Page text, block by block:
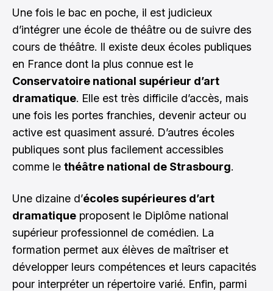
Une fois le bac en poche, il est judicieux
d’intégrer une école de théâtre ou de suivre des
cours de théâtre. Il existe deux écoles publiques
en France dont la plus connue est le
Conservatoire national supérieur d’art
dramatique. Elle est très difficile d’accès, mais
une fois les portes franchies, devenir acteur ou
active est quasiment assuré. D’autres écoles
publiques sont plus facilement accessibles
comme le théâtre national de Strasbourg.
Une dizaine d’écoles supérieures d’art
dramatique proposent le Diplôme national
supérieur professionnel de comédien. La
formation permet aux élèves de maîtriser et
développer leurs compétences et leurs capacités
pour interpréter un répertoire varié. Enfin, parmi